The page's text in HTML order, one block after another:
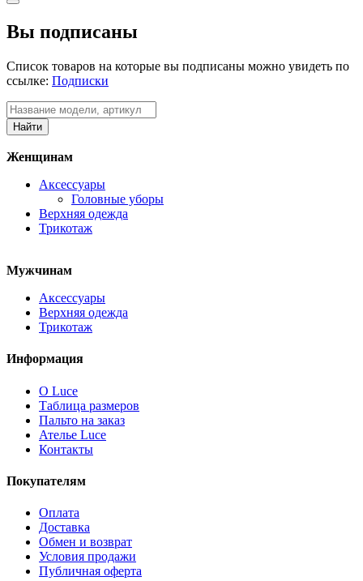
Вы подписаны
Список товаров на которые вы подписаны можно увидеть по
ссылке: Подписки
Женщинам
Аксессуары
Головные уборы
Верхняя одежда
Трикотаж
Мужчинам
Аксессуары
Верхняя одежда
Трикотаж
Информация
О Luce
Таблица размеров
Пальто на заказ
Ателье Luce
Контакты
Покупателям
Оплата
Доставка
Обмен и возврат
Условия продажи
Публичная оферта